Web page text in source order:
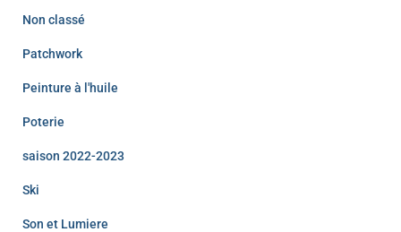
Non classé
Patchwork
Peinture à l'huile
Poterie
saison 2022-2023
Ski
Son et Lumiere